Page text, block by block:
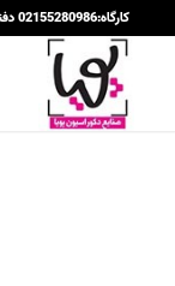
کارگاه:02155280986 دفتر:02144265579 فروشگاه: 02144229426 - 09194105421